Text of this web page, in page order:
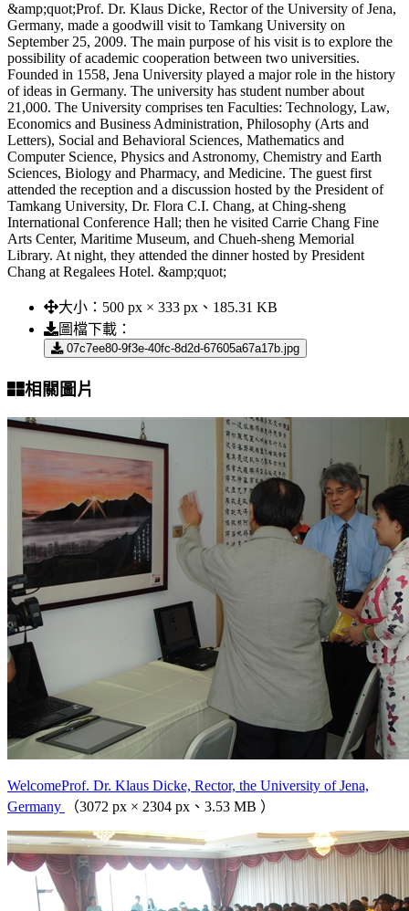
&amp;quot;Prof. Dr. Klaus Dicke, Rector of the University of Jena,
Germany, made a goodwill visit to Tamkang University on
September 25, 2009. The main purpose of his visit is to explore the
possibility of academic cooperation between two universities.
Founded in 1558, Jena University played a major role in the history
of ideas in Germany. The university has student number about
21,000. The University comprises ten Faculties: Technology, Law,
Economics and Business Administration, Philosophy (Arts and
Letters), Social and Behavioral Sciences, Mathematics and
Computer Science, Physics and Astronomy, Chemistry and Earth
Sciences, Biology and Pharmacy, and Medicine. The guest first
attended the reception and a discussion hosted by the President of
Tamkang University, Dr. Flora C.I. Chang, at Ching-sheng
International Conference Hall; then he visited Carrie Chang Fine
Arts Center, Maritime Museum, and Chueh-sheng Memorial
Library. At night, they attended the dinner hosted by President
Chang at Regalees Hotel. &amp;quot;
大小： 500 px × 333 px、185.31 KB
圖檔下載：
07c7ee80-9f3e-40fc-8d2d-67605a67a17b.jpg
相關圖片
WelcomeProf. Dr. Klaus Dicke, Rector, the University of Jena,
Germany
（3072 px × 2304 px、3.53 MB ）